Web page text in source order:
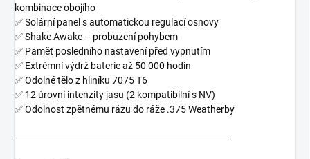
kombinace obojího
✅ Solární panel s automatickou regulací osnovy
✅ Shake Awake – probuzení pohybem
✅ Paměť posledního nastavení před vypnutím
✅ Extrémní výdrž baterie až 50 000 hodin
✅ Odolné tělo z hliníku 7075 T6
✅ 12 úrovní intenzity jasu (2 kompatibilní s NV)
✅ Odolnost zpětnému rázu do ráže .375 Weatherby
───────────────────────────────